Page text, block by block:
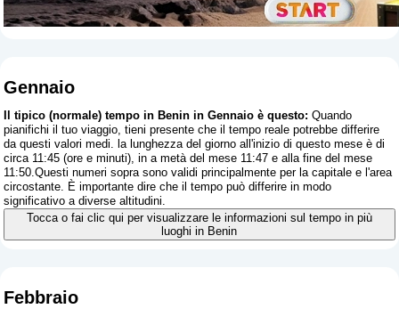
Gennaio
Il tipico (normale) tempo in Benin in Gennaio è questo: Quando
pianifichi il tuo viaggio, tieni presente che il tempo reale potrebbe differire
da questi valori medi. la lunghezza del giorno all'inizio di questo mese è di
circa 11:45 (ore e minuti), in a metà del mese 11:47 e alla fine del mese
11:50.Questi numeri sopra sono validi principalmente per la capitale e l'area
circostante. È importante dire che il tempo può differire in modo
significativo a diverse altitudini.
Tocca o fai clic qui per visualizzare le informazioni sul tempo in più
luoghi in Benin
Febbraio